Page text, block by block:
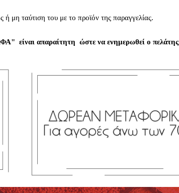
μη ταύτιση του με το προϊόν της παραγγελίας.
είναι απαραίτητη ώστε να ενημερωθεί ο πελάτης